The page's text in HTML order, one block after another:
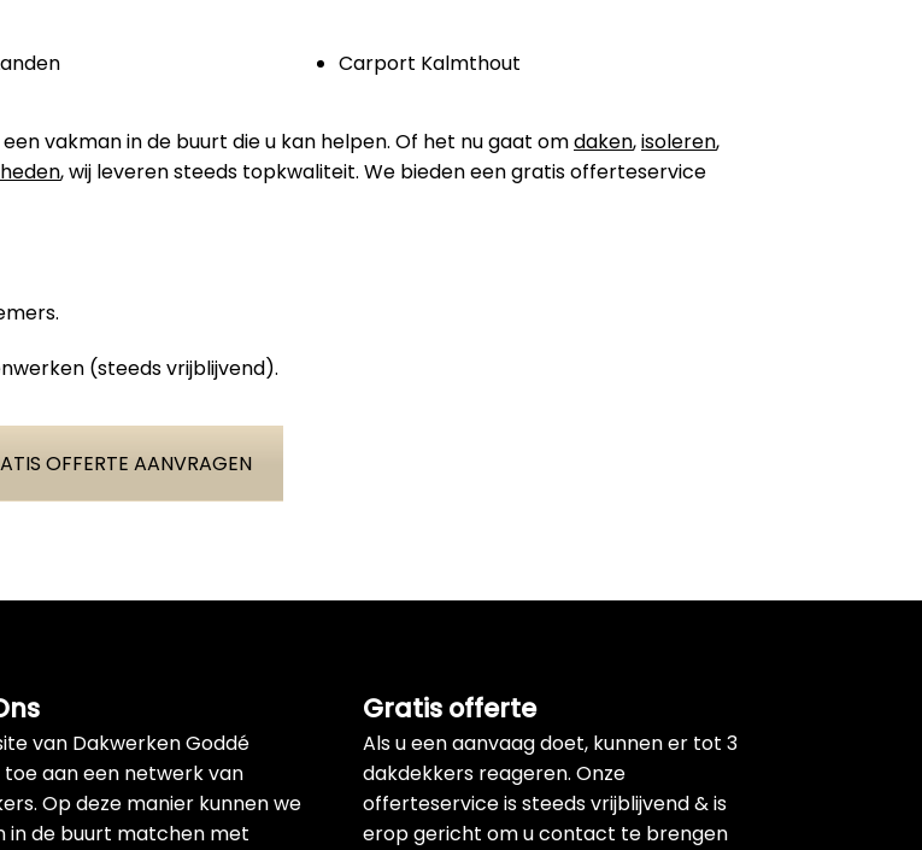
Carport Kalmthout
vakman in de buurt die u kan helpen. Of het nu gaat omdaken,isoleren,
, wij leveren steeds topkwaliteit. We bieden een gratis offerteservice
(steeds vrijblijvend).
OFFERTE AANVRAGEN
van Dakwerken Goddé
aan een netwerk van
Op deze manier kunnen we
in de buurt matchen met
Gratis offerte
Als u een aanvaag doet, kunnen er tot 3
dakdekkers reageren. Onze
offerteservice is steeds vrijblijvend & is
erop gericht om u contact te brengen